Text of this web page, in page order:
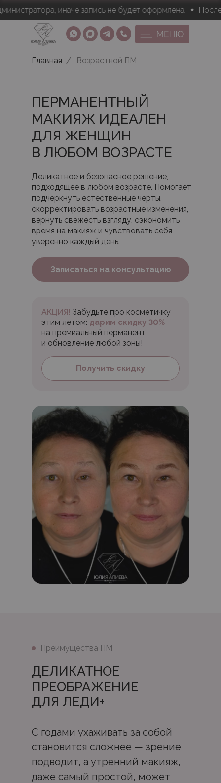
иначе запись не будет оформлена. После онлайн-
Главная / Возрастной ПМ
Записаться на консультацию
Получить скидку
ПЕРМАНЕНТНЫЙ
МАКИЯЖ ИДЕАЛЕН
ДЛЯ ЖЕНЩИН
В ЛЮБОМ ВОЗРАСТЕ
Деликатное и безопасное решение,
подходящее в любом возрасте. Помогает
подчеркнуть естественные черты,
скорректировать возрастные изменения,
вернуть свежесть взгляду, сэкономить
время на макияж и чувствовать себя
уверенно каждый день.
АКЦИЯ! Забудьте про косметичку
этим летом: дарим скидку 30%
на премиальный перманент
и обновление любой зоны!
ДЕЛИКАТНОЕ
ПРЕОБРАЖЕНИЕ
ДЛЯ ЛЕДИ+
Преимущества ПМ
С годами ухаживать за собой
становится сложнее — зрение
подводит, а утренний макияж,
даже самый простой, может